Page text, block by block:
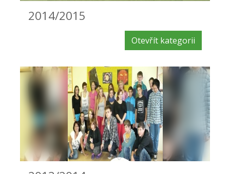
2014/2015
Otevřít kategorii